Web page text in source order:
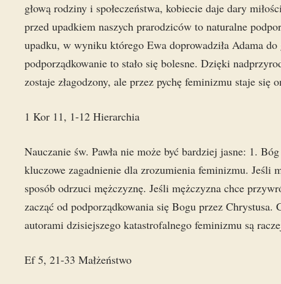
głową rodziny i społeczeństwa, kobiecie daje dary
przed upadkiem naszych prarodziców to naturalne
upadku, w wyniku którego Ewa doprowadziła Adama
podporządkowanie to stało się bolesne. Dzięki
zostaje złagodzony, ale przez pychę feminizmu staje się
1 Kor 11, 1-12 Hierarchia
Nauczanie św. Pawła nie może być bardziej jasne: 1.
kluczowe zagadnienie dla zrozumienia feminizmu. Jeśli
sposób odrzuci mężczyznę. Jeśli mężczyzna chce
zacząć od podporządkowania się Bogu przez
autorami dzisiejszego katastrofalnego feminizmu są
Ef 5, 21-33 Małżeństwo